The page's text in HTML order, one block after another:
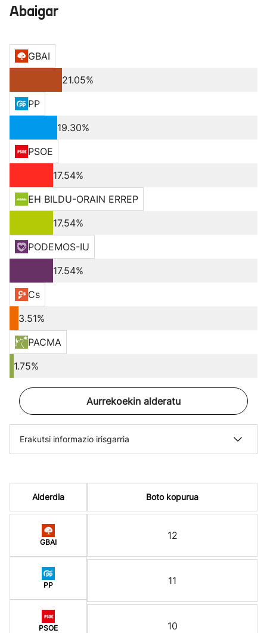
Abaigar
GBAI
21.05%
PP
19.30%
PSOE
17.54%
EH BILDU-ORAIN ERREP
17.54%
PODEMOS-IU
17.54%
Cs
3.51%
PACMA
1.75%
Aurrekoekin alderatu
Erakutsi informazio irisgarria
Alderdia
GBAI
PP
PSOE
Boto kopurua
12
11
10